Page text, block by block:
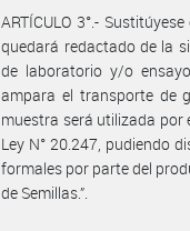
ARTÍCULO 3°.-
quedará redactado de la
de laboratorio y/o
ampara el transporte de
muestra será utilizada por
Ley N° 20.247, pudiendo
formales por parte del
de Semillas.”.